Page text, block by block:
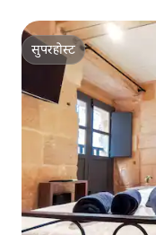
सुपरहोस्ट
सुपरहोस्ट